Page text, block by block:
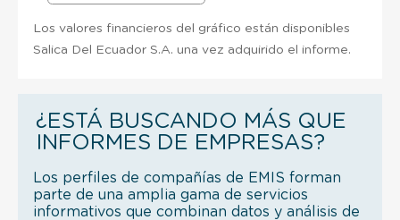
Los valores financieros del gráfico están disponibles
Salica Del Ecuador S.A. una vez adquirido el informe.
¿ESTÁ BUSCANDO MÁS QUE
INFORMES DE EMPRESAS?
Los perfiles de compañías de EMIS forman
parte de una amplia gama de servicios
informativos que combinan datos y análisis de